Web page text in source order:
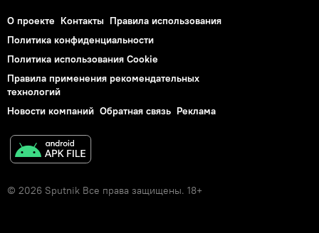
О проекте Контакты Правила использования
Политика конфиденциальности
Политика использования Cookie
Правила применения рекомендательных
технологий
Новости компаний Обратная связь Реклама
© 2026 Sputnik Все права защищены. 18+